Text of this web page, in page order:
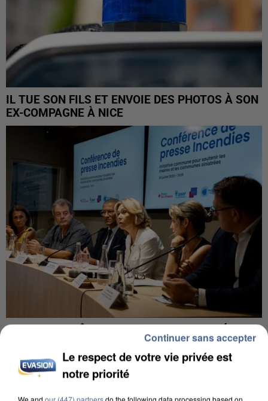
IL TUE SON FILS ET ENVOIE DES PHOTOS À SON
EX-COMPAGNE À NICE
INCENDIES : L’ÎLE-DE-FRANCE LANCE UN ÉLAN
DE SOLIDARITÉ AVEC LES...
Le respect de votre vie privée est
notre priorité
We and our (447) partnersdo the following data processing based on
Continuer sans accepter